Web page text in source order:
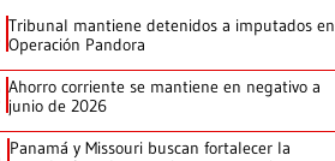
Tribunal mantiene detenidos a imputados en
Operación Pandora
Ahorro corriente se mantiene en negativo a
junio de 2026
Panamá y Missouri buscan fortalecer la